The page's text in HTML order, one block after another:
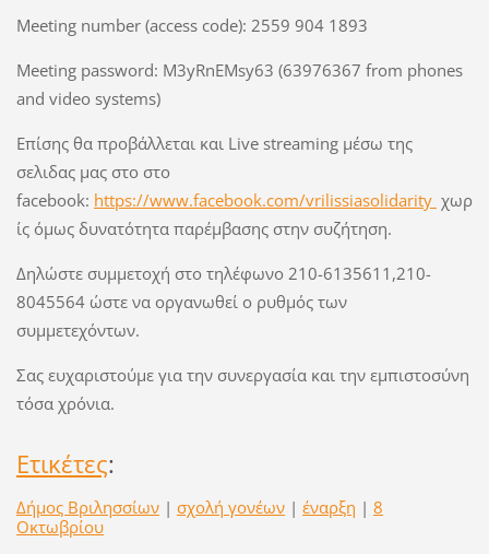
Meeting number (access code): 2559 904 1893
Meeting password: M3yRnEMsy63 (63976367 from phones
and video systems)
Επίσης θα προβάλλεται και Live streaming μέσω της
σελιδας μας στο στο
facebook: https://www.facebook.com/vrilissiasolidarity χωρ
ίς όμως δυνατότητα παρέμβασης στην συζήτηση.
Δηλώστε συμμετοχή στο τηλέφωνο 210-6135611,210-
8045564 ώστε να οργανωθεί ο ρυθμός των
συμμετεχόντων.
Σας ευχαριστούμε για την συνεργασία και την εμπιστοσύνη
τόσα χρόνια.
Ετικέτες:
Δήμος Βριλησσίων | σχολή γονέων | έναρξη | 8
Οκτωβρίου